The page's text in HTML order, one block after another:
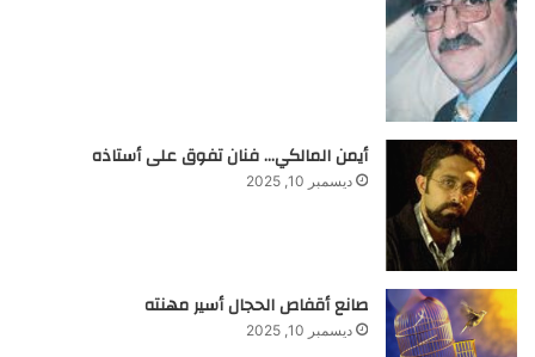
أيمن المالكي… فنان تفوق على أستاذه
ديسمبر 10, 2025
صانع أقفاص الحجال أسير مهنته
ديسمبر 10, 2025